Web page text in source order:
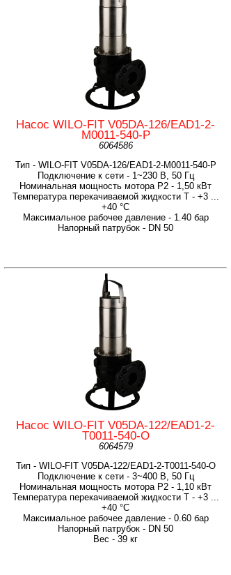
Насос WILO-FIT V05DA-126/EAD1-2-
M0011-540-P
6064586
Тип - WILO-FIT V05DA-126/EAD1-2-M0011-540-P
Подключение к сети - 1~230 В, 50 Гц
Номинальная мощность мотора P2 - 1,50 кВт
Температура перекачиваемой жидкости T - +3 ...
+40 °C
Максимальное рабочее давление - 1.40 бар
Напорный патрубок - DN 50
Насос WILO-FIT V05DA-122/EAD1-2-
T0011-540-O
6064579
Тип - WILO-FIT V05DA-122/EAD1-2-T0011-540-O
Подключение к сети - 3~400 В, 50 Гц
Номинальная мощность мотора P2 - 1,10 кВт
Температура перекачиваемой жидкости T - +3 ...
+40 °C
Максимальное рабочее давление - 0.60 бар
Напорный патрубок - DN 50
Вес - 39 кг